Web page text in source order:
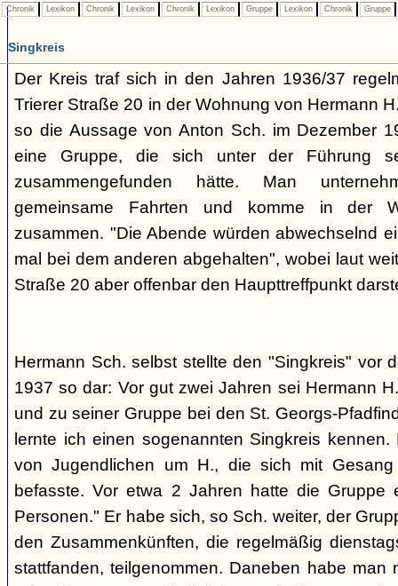
Chronik Lexikon Chronik Lexikon Chronik Lexikon Gruppe Lexikon Chronik Gruppe
Singkreis
Der Kreis traf sich in den Jahren 1936/37
Trierer Straße 20 in der Wohnung von Hermann
so die Aussage von Anton Sch. im Dezember
eine Gruppe, die sich unter der Führung
zusammengefunden hätte. Man
gemeinsame Fahrten und komme in der
zusammen. "Die Abende würden abwechselnd
mal bei dem anderen abgehalten", wobei laut
Straße 20 aber offenbar den Haupttreffpunkt
Hermann Sch. selbst stellte den "Singkreis" vor
1937 so dar: Vor gut zwei Jahren sei Hermann
und zu seiner Gruppe bei den St. Georgs-
lernte ich einen sogenannten Singkreis
von Jugendlichen um H., die sich mit
befasste. Vor etwa 2 Jahren hatte die Gruppe
Personen." Er habe sich, so Sch. weiter, der
den Zusammenkünften, die regelmäßig
stattfanden, teilgenommen. Daneben habe man